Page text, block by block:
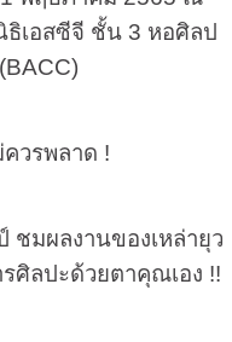
ธิเอสซีจี ชั้น 3 หอศิลป
รพลาด !
ลงานของเหล่ายุว
ศิลปะด้วยตาคุณเอง !!